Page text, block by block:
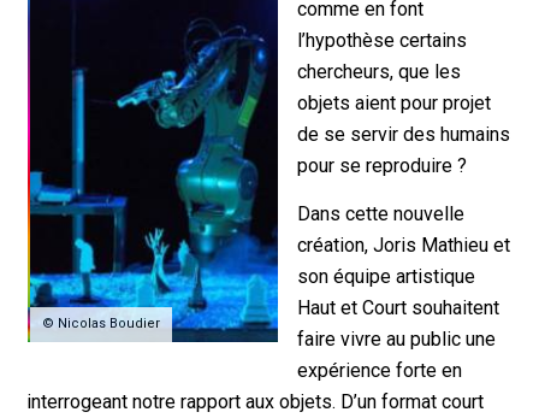
© Nicolas Boudier
comme en font
l’hypothèse certains
chercheurs, que les
objets aient pour projet
de se servir des humains
pour se reproduire ?
Dans cette nouvelle
création, Joris Mathieu et
son équipe artistique
Haut et Court souhaitent
faire vivre au public une
expérience forte en
interrogeant notre rapport aux objets. D’un format court